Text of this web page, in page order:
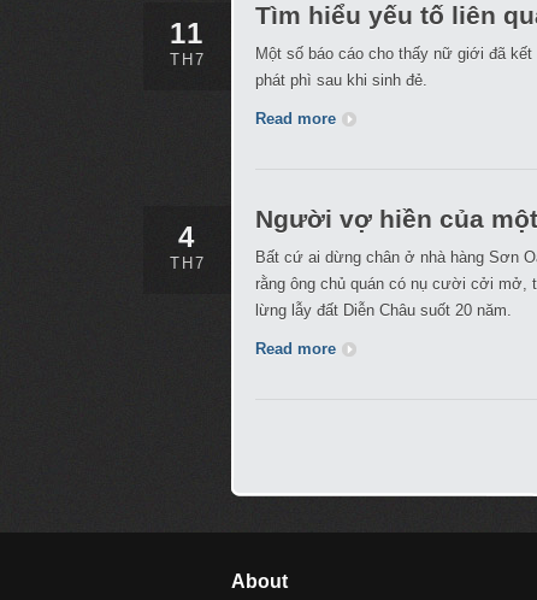
11
TH7
Tìm hiểu yếu tố liên
Một số báo cáo cho thấy nữ giới đã
phát phì sau khi sinh đẻ.
Read more
4
TH7
Người vợ hiền của
Bất cứ ai dừng chân ở nhà hàng Sơn
rằng ông chủ quán có nụ cười cởi mở,
lừng lẫy đất Diễn Châu suốt 20 năm.
Read more
About